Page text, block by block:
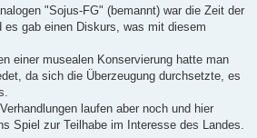
"Sojus-FG" (bemannt) war die Zeit der
es gab einen Diskurs, was mit diesem
einer musealen Konservierung hatte man
da sich die Überzeugung durchsetzte, es
laufen aber noch und hier
Spiel zur Teilhabe im Interesse des Landes.